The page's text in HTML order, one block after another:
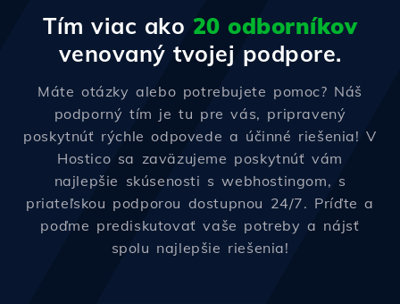
Tím viac ako 20 odborníkov
venovaný tvojej podpore.
Máte otázky alebo potrebujete pomoc? Náš
podporný tím je tu pre vás, pripravený
poskytnúť rýchle odpovede a účinné riešenia! V
Hostico sa zaväzujeme poskytnúť vám
najlepšie skúsenosti s webhostingom, s
priateľskou podporou dostupnou 24/7. Príďte a
poďme prediskutovať vaše potreby a nájsť
spolu najlepšie riešenia!